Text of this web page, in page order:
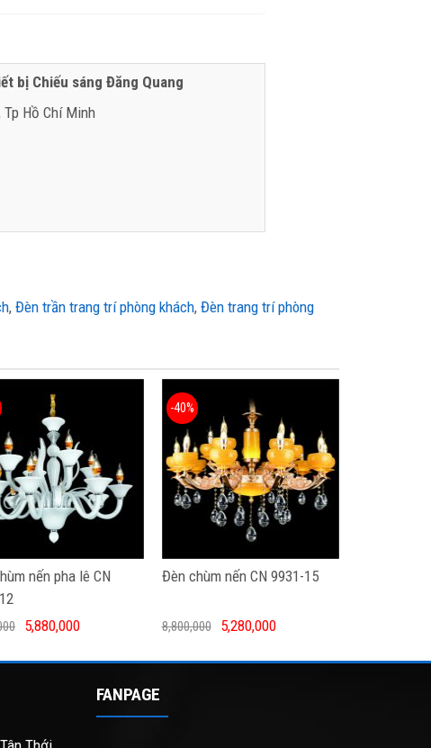
bị Chiếu sáng Đăng Quang
Hồ Chí Minh
, Đèn trần trang trí phòng khách, Đèn trang trí phòng
nến pha lê CN
5,880,000
Đèn chùm nến CN 9931-15
-40%
8,800,000 5,280,000
FANPAGE